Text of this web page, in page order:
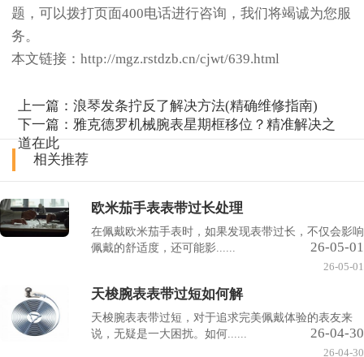
题，可以拨打页面400电话进行咨询，我们将竭诚为您服
务。
本文链接：http://mgz.rstdzb.cn/cjwt/639.html
上一篇：浪琴发条拧反了解决方法(精确维修指南)
下一篇： 雅克德罗机械腕表星期框移位？精准解决之
道在此
相关推荐
欧米茄手表表带过长处理
在佩戴欧米茄手表时，如果发现表带过长，不仅会影响
佩戴的舒适度，还可能影......
26-05-01
26-05-01
天梭腕表表带过短如何解
天梭腕表表带过短，对于追求完美佩戴体验的表友来
说，无疑是一大困扰。如何......
26-04-30
26-04-30